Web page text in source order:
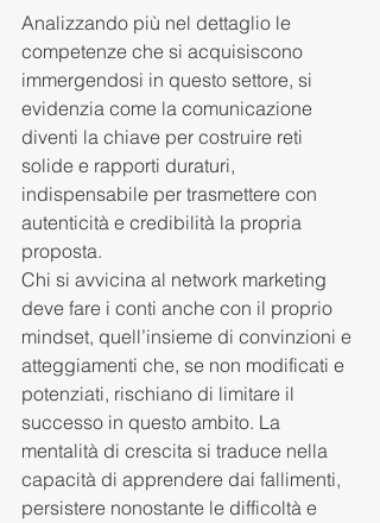
Analizzando più nel dettaglio le
competenze che si acquisiscono
immergendosi in questo settore, si
evidenzia come la comunicazione
diventi la chiave per costruire reti
solide e rapporti duraturi,
indispensabile per trasmettere con
autenticità e credibilità la propria
proposta.
Chi si avvicina al network marketing
deve fare i conti anche con il proprio
mindset, quell’insieme di convinzioni e
atteggiamenti che, se non modificati e
potenziati, rischiano di limitare il
successo in questo ambito. La
mentalità di crescita si traduce nella
capacità di apprendere dai fallimenti,
persistere nonostante le difficoltà e